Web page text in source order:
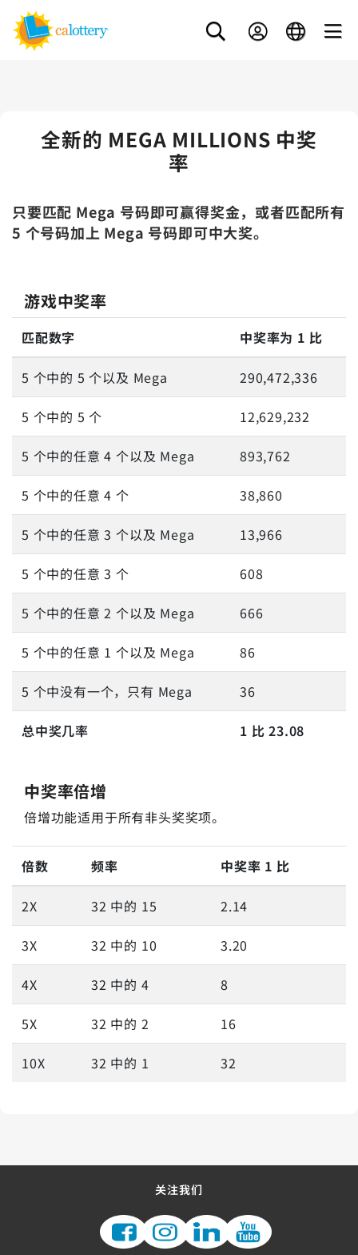
全新的 MEGA MILLIONS 中奖
率
只要匹配 Mega 号码即可赢得奖金，或者匹配所有
5 个号码加上 Mega 号码即可中大奖。
游戏中奖率
匹配数字 中奖率为 1 比
5 个中的 5 个以及 Mega 290,472,336
5 个中的 5 个 12,629,232
5 个中的任意 4 个以及 Mega 893,762
5 个中的任意 4 个 38,860
5 个中的任意 3 个以及 Mega 13,966
5 个中的任意 3 个 608
5 个中的任意 2 个以及 Mega 666
5 个中的任意 1 个以及 Mega 86
5 个中没有一个，只有 Mega 36
总中奖几率 1 比 23.08
中奖率倍增
倍增功能适用于所有非头奖奖项。
倍数 频率 中奖率 1 比
2X 32 中的 15 2.14
3X 32 中的 10 3.20
4X 32 中的 4 8
5X 32 中的 2 16
10X 32 中的 1 32
关注我们